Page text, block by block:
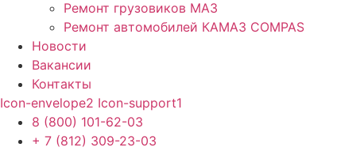
Ремонт грузовиков МАЗ
Ремонт автомобилей КАМАЗ COMPAS
Новости
Вакансии
Контакты
Icon-envelope2 Icon-support1
8 (800) 101-62-03
+ 7 (812) 309-23-03